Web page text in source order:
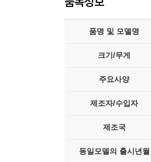
품명 및 모델명
크기/무게
주요사양
제조자/수입자
제조국
동일모델의 출시년월